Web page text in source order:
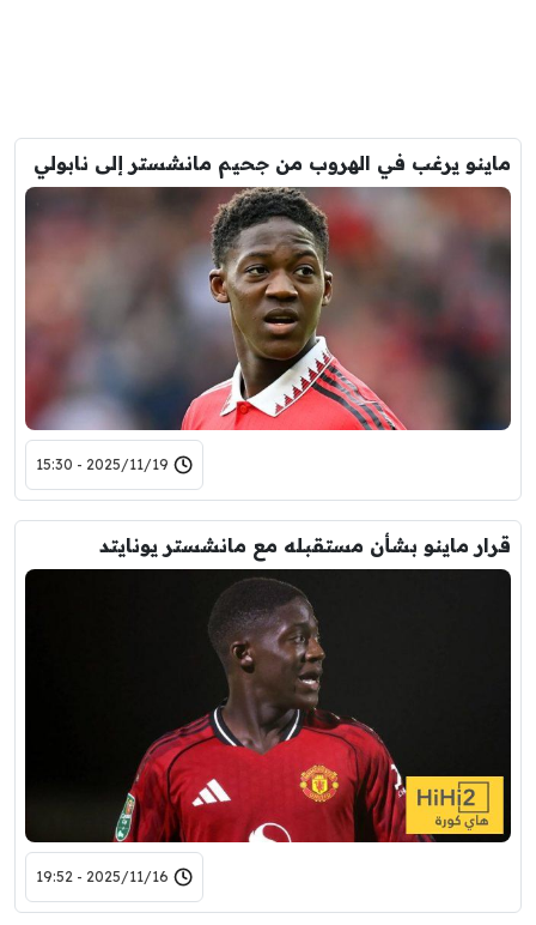
ماينو يرغب في الهروب من جحيم مانشستر إلى نابولي
2025/11/19 - 15:30
قرار ماينو بشأن مستقبله مع مانشستر يونايتد
2025/11/16 - 19:52